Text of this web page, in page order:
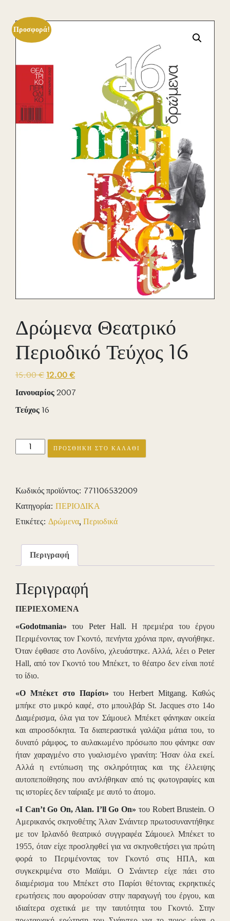
Προσφορά!
Δρώμενα Θεατρικό
Περιοδικό Τεύχος 16
15.00€Original
price
was:
15.00 €.
12.00€Η
τρέχουσα
Ιανουαρίος2007
Τεύχος 16
Δρώμενα
Θεατρικό
16
ποσότητα
ΠΡΟΣΘΉΚΗ ΣΤΟ ΚΑΛΆΘΙ
Κωδικός προϊόντος: 771106532009
Κατηγορία: ΠΕΡΙΟΔΙΚΑ
Ετικέτες: Δρώμενα, Περιοδικά
Περιγραφή
Περιγραφή
ΠΕΡΙΕΧΟΜΕΝΑ
«Godotmania» του Peter Hall.Η πρεμιέρα του έργου
Περιμένοντας τον Γκοντό, πενήντα χρόνια πριν, αγνοήθηκε.
Όταν έφθασε στο Λονδίνο, χλευάστηκε. Αλλά, λέει ο Peter
Hall, από τον Γκοντό του Μπέκετ, το θέατρο δεν είναι ποτέ
το ίδιο.
«Ο Μπέκετ στο Παρίσι» του Herbert Mitgang. Καθώς
μπήκε στο μικρό καφέ, στο μπουλβάρ St. Jacques στο 14ο
Διαμέρισμα, όλα για τον Σάμουελ Μπέκετ φάνηκαν οικεία
και απροσδόκητα. Τα διαπεραστικά γαλάζια μάτια του, το
δυνατό ράμφος, το αυλακωμένο πρόσωπο που φάνηκε σαν
ήταν χαραγμένο στο γυαλισμένο γρανίτη: Ήσαν όλα εκεί.
Αλλά η εντύπωση της σκληρότητας και της έλλειψης
αυτοπεποίθησης που αντλήθηκαν από τις φωτογραφίες και
τις ιστορίες δεν ταίριαξε με αυτό το άτομο.
«I Can’t Go On, Alan. I’ll Go On» του Robert Brustein. Ο
Αμερικανός σκηνοθέτης Άλαν Σνάιντερ πρωτοσυναντήθηκε
με τον Ιρλανδό θεατρικό συγγραφέα Σάμουελ Μπέκετ το
1955, όταν είχε προσληφθεί για να σκηνοθετήσει για πρώτη
φορά το Περιμένοντας τον Γκοντό στις ΗΠΑ, και
συγκεκριμένα στο Μαϊάμι. Ο Σνάιντερ είχε πάει στο
διαμέρισμα του Μπέκετ στο Παρίσι θέτοντας εκρηκτικές
ερωτήσεις που αφορούσαν στην παραγωγή του έργου, και
ιδιαίτερα σχετικά με την ταυτότητα του Γκοντό. Στην